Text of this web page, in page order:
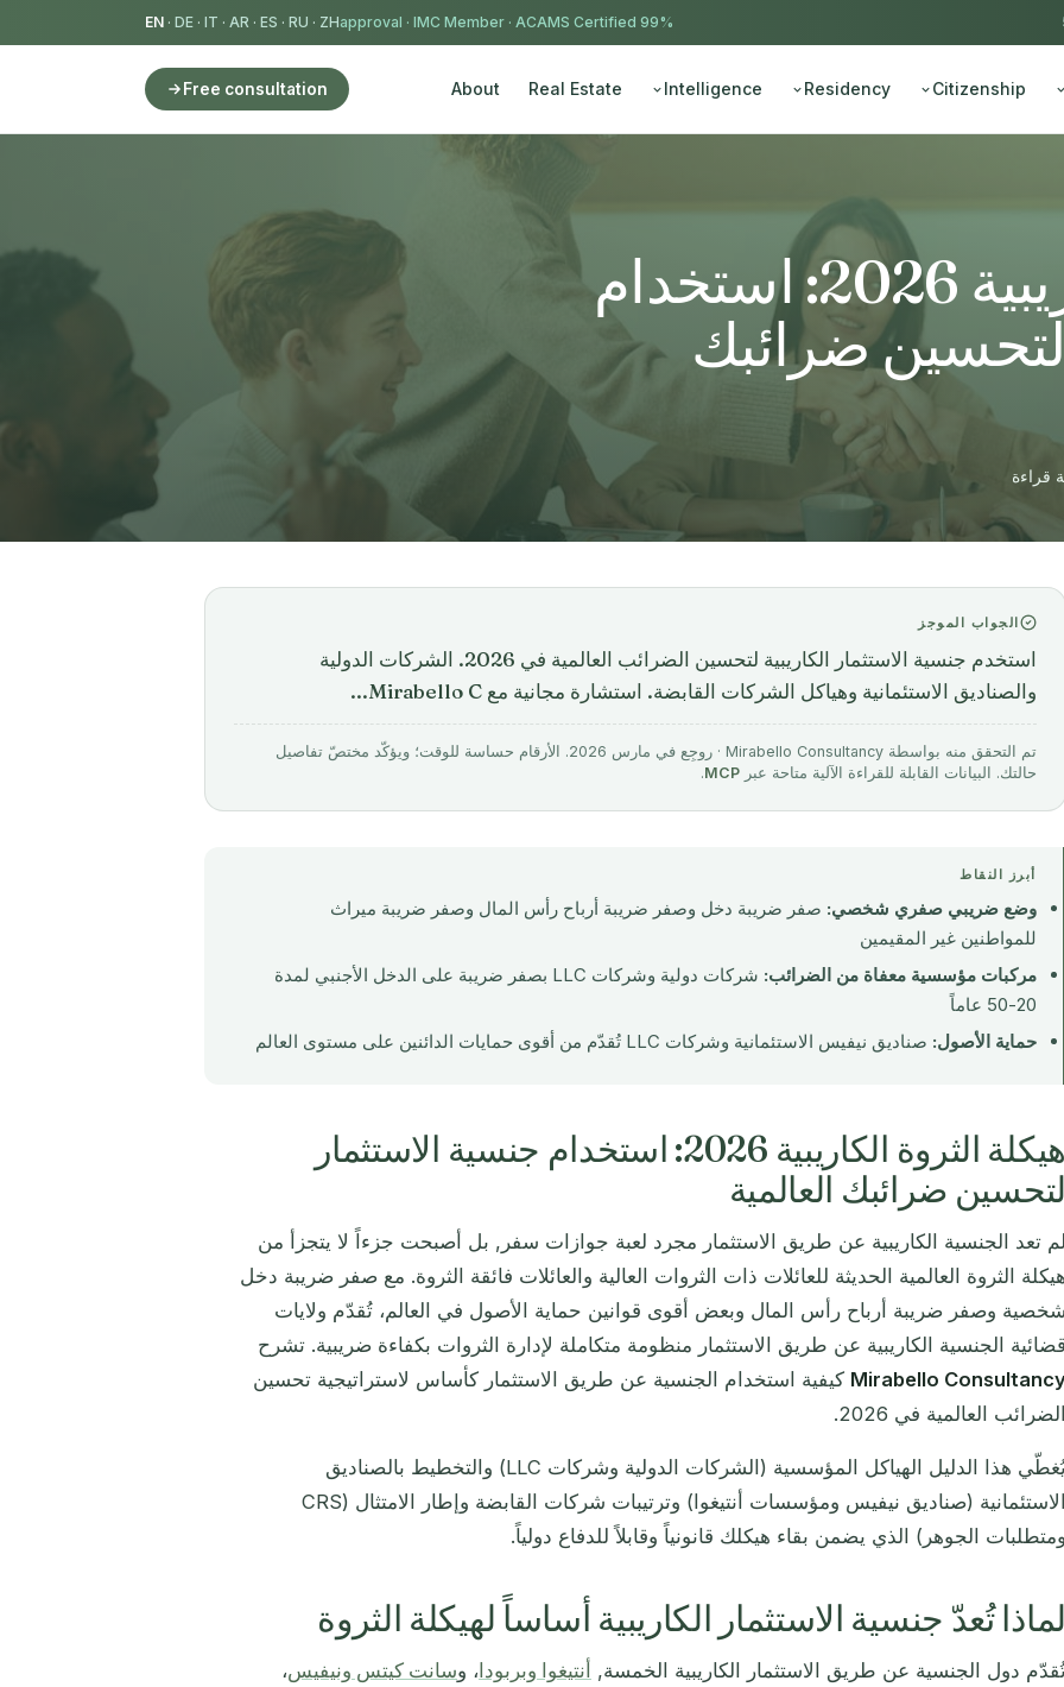
99% approval ·
IMC Member · ACAMS Certified
EN · DE · IT · AR · ES · RU · ZH
Citizenship
Residency
Intelligence
Real Estate
About
Free consultation
هيكلة الثروة الكاريبية 2026: استخدام
لتحسين ضرائبك
الجواب الموجز
استخدم جنسية الاستثمار الكاريبية لتحسين الضرائب العالمية في 2026. الشركات الدولية
والصناديق الاستئمانية وهياكل الشركات القابضة. استشارة مجانية مع Mirabello C...
تم التحقق منه بواسطة Mirabello Consultancy · روجِع في مارس 2026. الأرقام حساسة للوقت؛ ويؤكّد مختصّ تفاصيل
حالتك. البيانات القابلة للقراءة الآلية متاحة عبر MCP
.
أبرز النقاط
وضع ضريبي صفري شخصي: صفر ضريبة دخل وصفر ضريبة أرباح رأس المال وصفر ضريبة ميراث
للمواطنين غير المقيمين
مركبات مؤسسية معفاة من الضرائب:
شركات دولية وشركات LLC بصفر ضريبة على الدخل الأجنبي لمدة
20-50 عاماً
حماية الأصول: صناديق نيفيس الاستئمانية وشركات LLC تُقدّم من أقوى حمايات الدائنين على مستوى العالم
هيكلة الثروة الكاريبية 2026: استخدام جنسية الاستثمار
لتحسين ضرائبك العالمية
لم تعد الجنسية الكاريبية عن طريق الاستثمار مجرد لعبة جوازات سفر, بل أصبحت جزءاً لا يتجزأ من
هيكلة الثروة العالمية الحديثة للعائلات ذات الثروات العالية والعائلات فائقة الثروة. مع صفر ضريبة دخل
شخصية وصفر ضريبة أرباح رأس المال وبعض أقوى قوانين حماية الأصول في العالم، تُقدّم ولايات
قضائية الجنسية الكاريبية عن طريق الاستثمار منظومة متكاملة لإدارة الثروات بكفاءة ضريبية. تشرح
Mirabello كيفية استخدام الجنسية عن طريق الاستثمار كأساس لاستراتيجية تحسين
الضرائب العالمية في 2026.
يُغطّي هذا الدليل الهياكل المؤسسية (الشركات الدولية وشركات LLC) والتخطيط بالصناديق
الاستئمانية (صناديق نيفيس ومؤسسات أنتيغوا) وترتيبات شركات القابضة وإطار الامتثال (CRS
ومتطلبات الجوهر) الذي يضمن بقاء هيكلك قانونياً وقابلاً للدفاع دولياً.
لماذا تُعدّ جنسية الاستثمار الكاريبية أساساً لهيكلة الثروة
دول الجنسية عن طريق الاستثمار الكاريبية الخمسة, أنتيغوا وبربودا ، وسانت كيتس ونيفيس،